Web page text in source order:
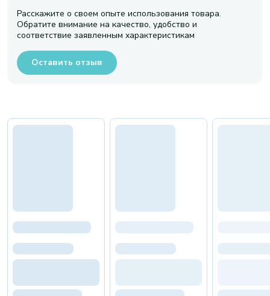
Расскажите о своем опыте использования товара.
Обратите внимание на качество, удобство и
соответствие заявленным характеристикам
Оставить отзыв